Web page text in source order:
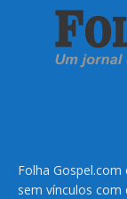
Folha
sem vínculos